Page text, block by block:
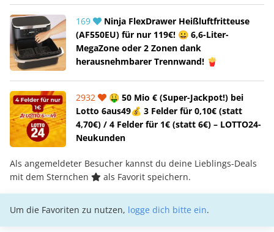
169
Ninja FlexDrawer Heißluftfritteuse
(AF550EU) für nur 119€! 😀 6,6-Liter-
MegaZone oder 2 Zonen dank
herausnehmbarer Trennwand! 🍟
2932
🤑 50 Mio € (Super-Jackpot!) bei
Lotto 6aus49💰 3 Felder für 0,10€ (statt
4,70€) / 4 Felder für 1€ (statt 6€) – LOTTO24-
Neukunden
Als angemeldeter Besucher kannst du deine Lieblings-Deals
mit dem Sternchen
als Favorit speichern.
Um die Favoriten zu nutzen, logge dich bitte ein.